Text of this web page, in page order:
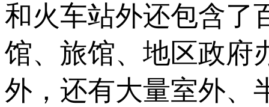
和火车站外还包含了
馆、旅馆、地区政府
外，还有大量室外、